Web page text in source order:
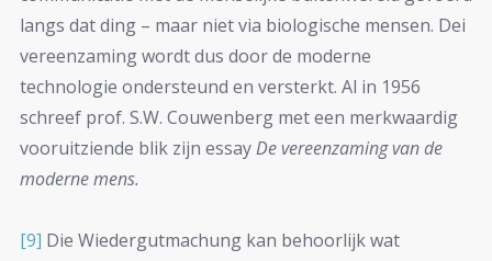
langs dat ding – maar niet via biologische mensen. Dei
vereenzaming wordt dus door de moderne
technologie ondersteund en versterkt. Al in 1956
schreef prof. S.W. Couwenberg met een merkwaardig
vooruitziende blik zijn essayDe vereenzaming van de
moderne mens.
[9] Die Wiedergutmachung kan behoorlijk wat